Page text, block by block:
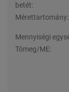
betét:
Mérettartomány:
Mennyiségi
Tömeg/ME: